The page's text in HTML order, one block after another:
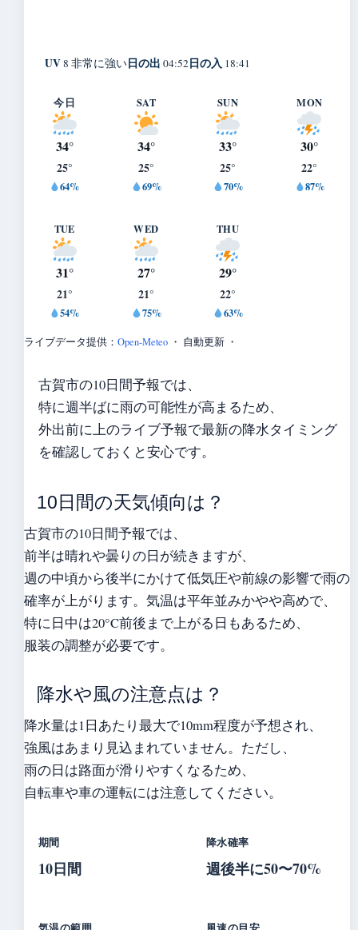
UV8 非常に強い日の出 04:52日の入 18:41
今日
34°
25°
64%
SAT
34°
25°
69%
SUN
33°
25°
70%
MON
30°
22°
87%
TUE
31°
21°
54%
WED
27°
21°
75%
THU
29°
22°
63%
ライブデータ提供： Open-Meteo ・ 自動更新 ・
古賀市の10日間予報では、
特に週半ばに雨の可能性が高まるため、
外出前に上のライブ予報で最新の降水タイミング
を確認しておくと安心です。
10日間の天気傾向は？
古賀市の10日間予報では、
前半は晴れや曇りの日が続きますが、
週の中頃から後半にかけて低気圧や前線の影響で雨の
確率が上がります。気温は平年並みかやや高めで、
特に日中は20°C前後まで上がる日もあるため、
服装の調整が必要です。
降水や風の注意点は？
降水量は1日あたり最大で10mm程度が予想され、
強風はあまり見込まれていません。ただし、
雨の日は路面が滑りやすくなるため、
自転車や車の運転には注意してください。
期間
10日間
降水確率
週後半に50〜70%